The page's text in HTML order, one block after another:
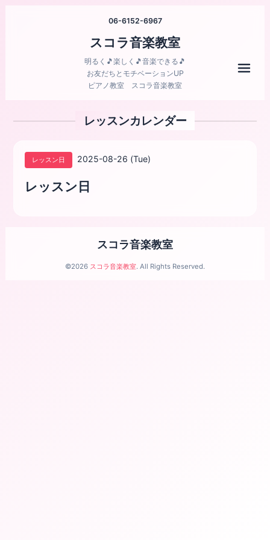
06-6152-6967
スコラ音楽教室
明るく🎵楽しく🎵音楽できる🎵
お友だちとモチベーションUP
ピアノ教室 スコラ音楽教室
レッスンカレンダー
レッスン日 2025-08-26 (Tue)
レッスン日
スコラ音楽教室
©2026 スコラ音楽教室. All Rights Reserved.